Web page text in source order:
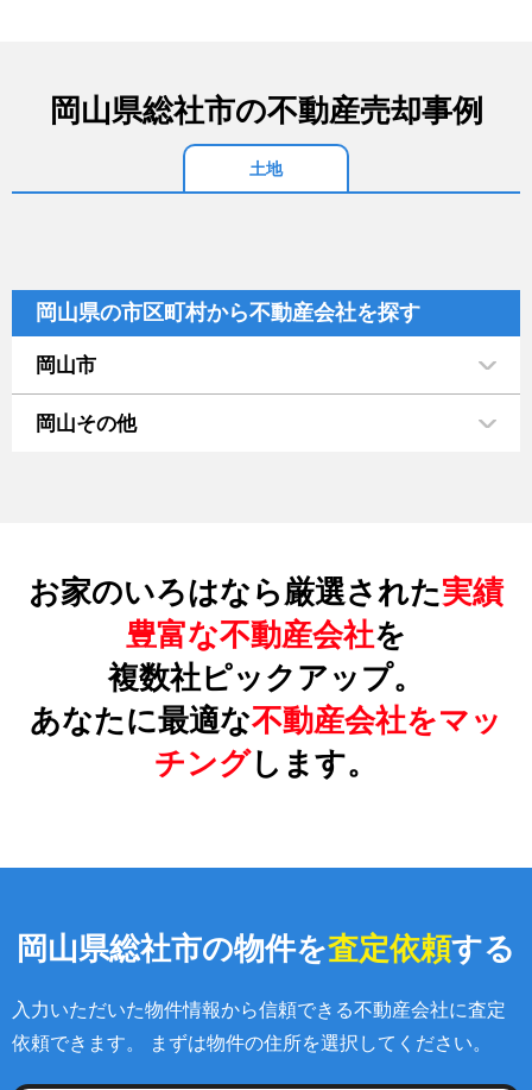
岡山県総社市の不動産売却事例
土地
岡山県の市区町村から不動産会社を探す
岡山市
岡山その他
お家のいろはなら厳選された実績
豊富な不動産会社を
複数社ピックアップ。
あなたに最適な不動産会社をマッ
チングします。
岡山県総社市の物件を査定依頼する
入力いただいた物件情報から信頼できる不動産会社に査定
依頼できます。 まずは物件の住所を選択してください。